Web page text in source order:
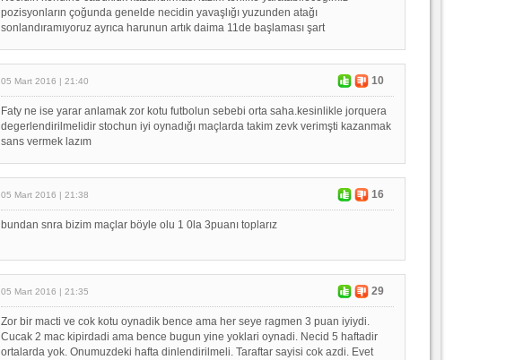
pozisyonların çoğunda genelde necidin yavaşlığı yuzunden atağı
sonlandıramıyoruz ayrıca harunun artık daima 11de başlaması şart
05 Mart 2016 | 21:40 10
Faty ne ise yarar anlamak zor kotu futbolun sebebi orta saha.kesinlikle jorquera
degerlendirilmelidir stochun iyi oynadığı maçlarda takim zevk verimşti kazanmak
sans vermek lazım
05 Mart 2016 | 21:38 16
bundan snra bizim maçlar böyle olu 1 0la 3puanı toplarız
05 Mart 2016 | 21:35 29
Zor bir macti ve cok kotu oynadik bence ama her seye ragmen 3 puan iyiydi.
Cucak 2 mac kipirdadi ama bence bugun yine yoklari oynadi. Necid 5 haftadir
ortalarda yok. Onumuzdeki hafta dinlendirilmeli. Taraftar sayisi cok azdi. Evet